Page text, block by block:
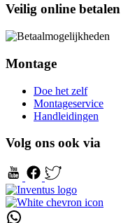
Veilig online betalen
Montage
Doe het zelf
Montageservice
Handleidingen
Volg ons ook via